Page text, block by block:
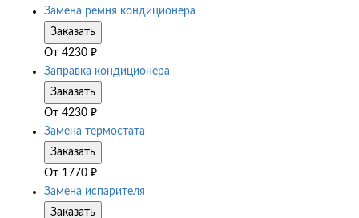
Замена ремня кондиционера
Заказать
От 4230 ₽
Заправка кондиционера
Заказать
От 4230 ₽
Замена термостата
Заказать
От 1770 ₽
Замена испарителя
Заказать